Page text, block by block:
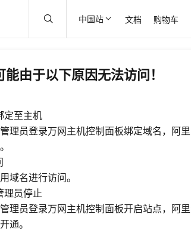
中国站 文档 购物车
由于以下原因无法访问！
定至主机
理员登录万网主机控制面板绑定域名，阿
域名进行访问。
理员停止
理员登录万网主机控制面板开启站点，阿
通。